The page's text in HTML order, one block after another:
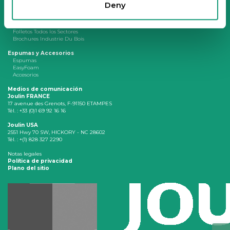
Deny
Opciones
Folletos Todos los Sectores
Brochures Industrie Du Bois
Espumas y Accesorios
Espumas
EasyFoam
Accesorios
Medios de comunicación
Joulin FRANCE
17 avenue des Grenots, F-91150 ETAMPES
Tél. : +33 (0)1 69 92 16 16
Joulin USA
2551 Hwy 70 SW, HICKORY - NC 28602
Tél. : +(1) 828 327 2290
Notas legales
Política de privacidad
Plano del sitio